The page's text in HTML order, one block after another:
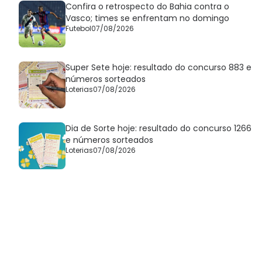
Confira o retrospecto do Bahia contra o
Vasco; times se enfrentam no domingo
Futebol07/08/2026
Super Sete hoje: resultado do concurso 883 e
números sorteados
Loterias07/08/2026
Dia de Sorte hoje: resultado do concurso 1266
e números sorteados
Loterias07/08/2026